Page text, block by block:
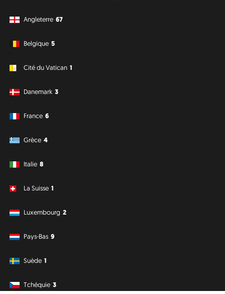
Angleterre 67
Belgique 5
Cité du Vatican 1
Danemark 3
France 6
Grèce 4
Italie 8
La Suisse 1
Luxembourg 2
Pays-Bas 9
Suède 1
Tchéquie 3